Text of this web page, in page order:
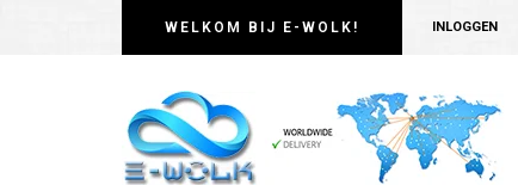
WELKOM BIJ E-WOLK! INLOGGEN